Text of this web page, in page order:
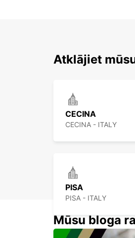
Atklājiet
CECINA
CECINA - ITALY
PISA
PISA - ITALY
Mūsu bloga